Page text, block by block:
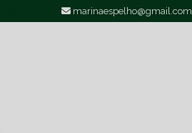
marinaespelho@gmail.com